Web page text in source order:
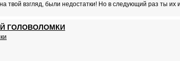
твой взгляд, были недостатки! Но в следующий раз ты их
ГОЛОВОЛОМКИ